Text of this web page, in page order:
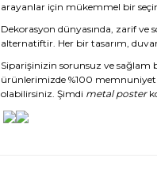
arayanlar için mükemmel bir
Dekorasyon dünyasında, zarif ve
alternatiftir. Her bir tasarım,
Siparişinizin sorunsuz ve sağlam
ürünlerimizde %100
olabilirsiniz. Şimdi metal poster